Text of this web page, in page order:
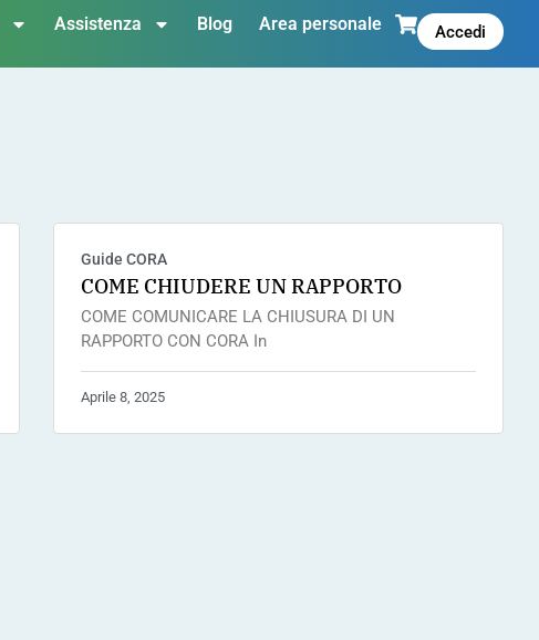
Assistenza Blog Area personale Accedi
Guide CORA
COME CHIUDERE UN RAPPORTO
COME COMUNICARE LA CHIUSURA DI UN
RAPPORTO CON CORA In
Aprile 8, 2025